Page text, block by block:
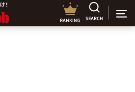
RANKING SEARCH